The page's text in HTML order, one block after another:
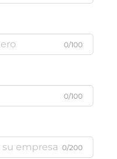
0/100
0/100
0/200